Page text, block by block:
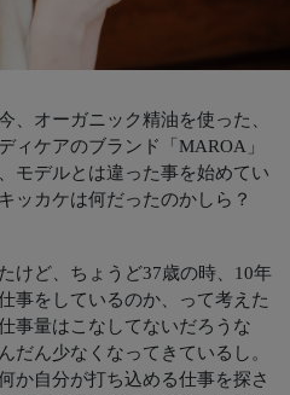
、オーガニック精油を使った、
ィケアのブランド「MAROA」
モデルとは違った事を始めてい
ッカケは何だったのかしら？
けど、ちょうど37歳の時、10年
事をしているのか、って考えた
事量はこなしてないだろうな
だん少なくなってきているし。
か自分が打ち込める仕事を探さ